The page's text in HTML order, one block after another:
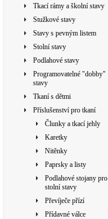
Tkací rámy a školní stavy
Stužkové stavy
Stavy s pevným listem
Stolní stavy
Podlahové stavy
Programovatelné "dobby"
stavy
Tkaní s dětmi
Příslušenství pro tkaní
Člunky a tkací jehly
Karetky
Nitěnky
Paprsky a listy
Podlahové stojany pro
stolní stavy
Převíječe přízí
Přídavné válce